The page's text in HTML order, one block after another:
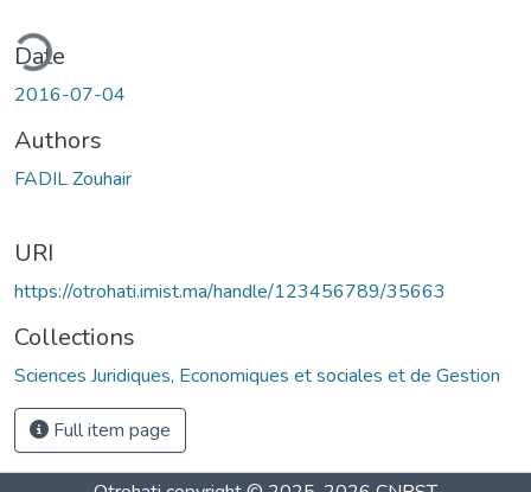
Date
2016-07-04
Authors
FADIL Zouhair
URI
https://otrohati.imist.ma/handle/123456789/35663
Collections
Sciences Juridiques, Economiques et sociales et de Gestion
Full item page